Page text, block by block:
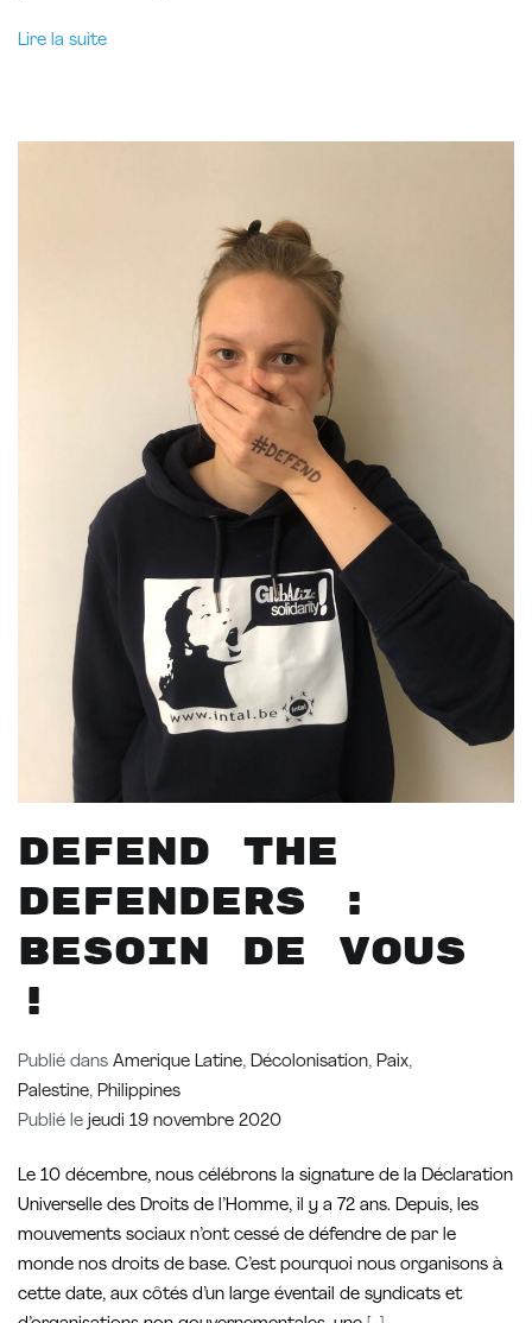
Lire la suite
Defend the
Defenders :
Besoin de vous
!
Publié dans Amerique Latine, Décolonisation, Paix,
Palestine, Philippines
Publié le jeudi 19 novembre 2020
Le 10 décembre, nous célébrons la signature de la Déclaration
Universelle des Droits de l’Homme, il y a 72 ans. Depuis, les
mouvements sociaux n’ont cessé de défendre de par le
monde nos droits de base. C’est pourquoi nous organisons à
cette date, aux côtés d’un large éventail de syndicats et